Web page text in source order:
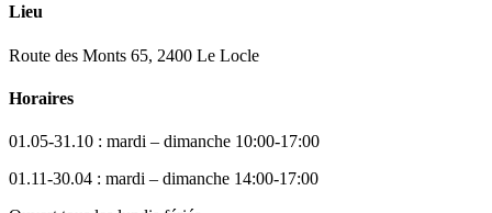
Lieu
Route des Monts 65, 2400 Le Locle
Horaires
01.05-31.10 : mardi – dimanche 10:00-17:00
01.11-30.04 : mardi – dimanche 14:00-17:00